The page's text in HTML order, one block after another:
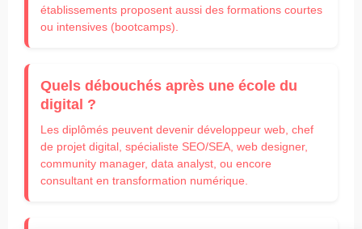
établissements proposent aussi des formations courtes
ou intensives (bootcamps).
Quels débouchés après une école du
digital ?
Les diplômés peuvent devenir développeur web, chef
de projet digital, spécialiste SEO/SEA, web designer,
community manager, data analyst, ou encore
consultant en transformation numérique.